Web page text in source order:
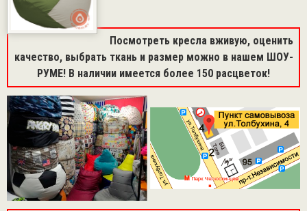
Посмотреть кресла вживую, оценить
качество, выбрать ткань и размер можно в нашем ШОУ-
РУМЕ! В наличии имеется более 150 расцветок!